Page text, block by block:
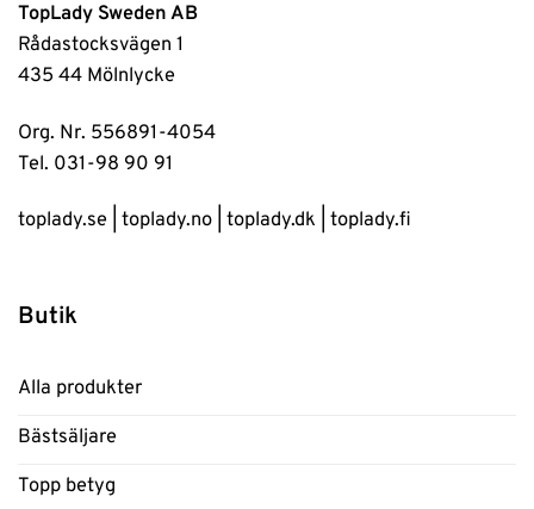
TopLady Sweden AB
Rådastocksvägen 1
435 44 Mölnlycke
Org. Nr. 556891-4054
Tel. 031-98 90 91
toplady.se toplady.no toplady.dk toplady.fi
Butik
Alla produkter
Bästsäljare
Topp betyg